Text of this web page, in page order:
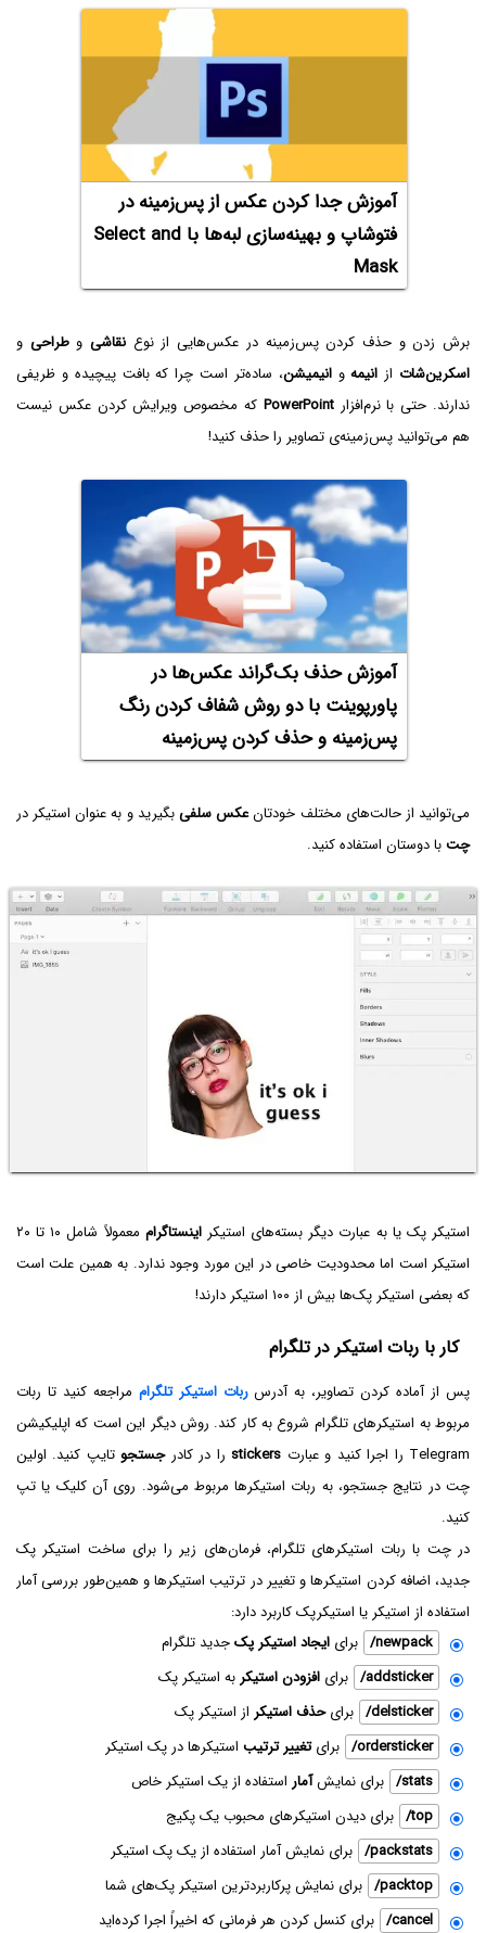
آموزش جدا کردن عکس از پس‌زمینه در
فتوشاپ و بهینه‌سازی لبه‌ها با Select and
Mask
برش زدن و حذف کردن پس‌زمینه در عکس‌هایی از نوع نقاشیوطراحی و
اسکرین‌شات از انیمهوانیمیشن‌، ساده‌تر است چرا که بافت پیچیده و ظریفی
ندارند. حتی با نرم‌افزارPowerPoint که مخصوص ویرایش کردن عکس نیست
هم می‌توانید پس‌زمینه‌ی تصاویر را حذف کنید!
آموزش حذف بک‌گراند عکس‌ها در
پاورپوینت با دو روش شفاف کردن رنگ
پس‌زمینه و حذف کردن پس‌زمینه
می‌توانید از حالت‌های مختلف خودتانعکس سلفیبگیرید و به عنوان استیکر در
چتبا دوستان استفاده کنید.
استیکر پک یا به عبارت دیگر بسته‌های استیکراینستاگرام
معمولاً شامل ۱۰ تا ۲۰
استیکر است اما محدودیت خاصی در این مورد وجود ندارد. به همین علت است
که بعضی استیکر پک‌ها بیش از ۱۰۰ استیکر دارند!
کار با ربات استیکر در تلگرام
پس از آماده کردن تصاویر، به آدرسربات استیکر تلگرام مراجعه کنید تا ربات
مربوط به استیکرهای تلگرام شروع به کار کند. روش دیگر این است که اپلیکیشن
Telegram را اجرا کنید و عبارت
stickersرا در کادرجستجو تایپ کنید. اولین
چت در نتایج جستجو، به ربات استیکرها مربوط می‌شود. روی آن کلیک یا تپ
کنید.
در چت با ربات استیکرهای تلگرام، فرمان‌های زیر را برای ساخت استیکر پک
جدید، اضافه کردن استیکرها و تغییر در ترتیب استیکرها و همین‌طور بررسی آمار
استفاده از استیکر یا استیکرپک کاربرد دارد:
/newpack برای ایجاد استیکر پکجدید تلگرام
/addsticker برای افزودن استیکر به استیکر پک
/delsticker برایحذف استیکر از استیکر پک
/ordersticker برایتغییر ترتیب استیکرها در پک استیکر
/stats برای نمایشآمار استفاده از یک استیکر خاص
/top برای دیدن استیکرهای محبوب یک پکیج
/packstats برای نمایش آمار استفاده از یک پک استیکر
/packtop برای نمایش پرکاربردترین استیکر پک‌های شما
/cancel برای کنسل کردن هر فرمانی که اخیراً اجرا کرده‌اید